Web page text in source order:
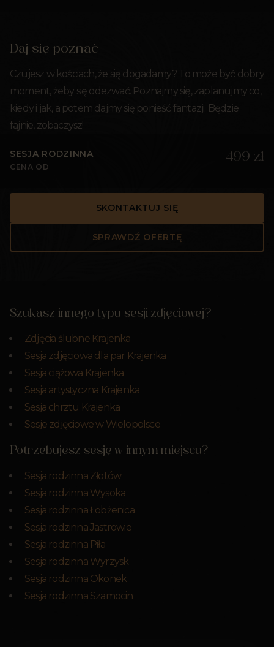
Daj się poznać
Czujesz w kościach, że się dogadamy? To może być dobry
moment, żeby się odezwać. Poznajmy się, zaplanujmy co,
kiedy i jak, a potem dajmy się ponieść fantazji. Będzie
fajnie, zobaczysz!
SESJA RODZINNA
CENA OD
499 zł
SKONTAKTUJ SIĘ
SPRAWDŹ OFERTĘ
Szukasz innego typu sesji zdjęciowej?
Zdjęcia ślubne Krajenka
Sesja zdjęciowa dla par Krajenka
Sesja ciążowa Krajenka
Sesja artystyczna Krajenka
Sesja chrztu Krajenka
Sesje zdjęciowe w Wielopolsce
Potrzebujesz sesję w innym miejscu?
Sesja rodzinna Złotów
Sesja rodzinna Wysoka
Sesja rodzinna Łobżenica
Sesja rodzinna Jastrowie
Sesja rodzinna Piła
Sesja rodzinna Wyrzysk
Sesja rodzinna Okonek
Sesja rodzinna Szamocin